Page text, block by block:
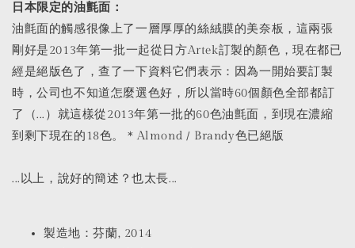
日本限定的油氈面：
油氈面的觸感很像上了一層厚厚的絲絨膜的美奈板，這兩張
剛好是2013年第一批一起從日方Artek訂製的顏色，現在都已
經是絕版色了，查了一下資料它們表示：因為一開始要訂製
時，公司也不知道怎麼選色好，所以當時60個顏色全部都訂
了（...）就這樣從2013年第一批的60色油氈面，到現在濃縮
到剩下現在的18色。＊Almond / Brandy色已絕版
...以上，說好的簡述？也太長...
製造地：芬蘭, 2014